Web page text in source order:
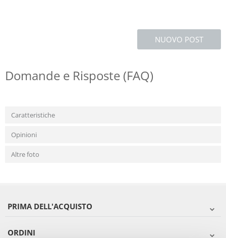
NUOVO POST
Domande e Risposte (FAQ)
Caratteristiche
Opinioni
Altre foto
PRIMA DELL'ACQUISTO
ORDINI